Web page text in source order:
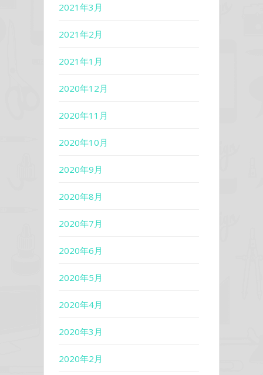
2021年3月
2021年2月
2021年1月
2020年12月
2020年11月
2020年10月
2020年9月
2020年8月
2020年7月
2020年6月
2020年5月
2020年4月
2020年3月
2020年2月